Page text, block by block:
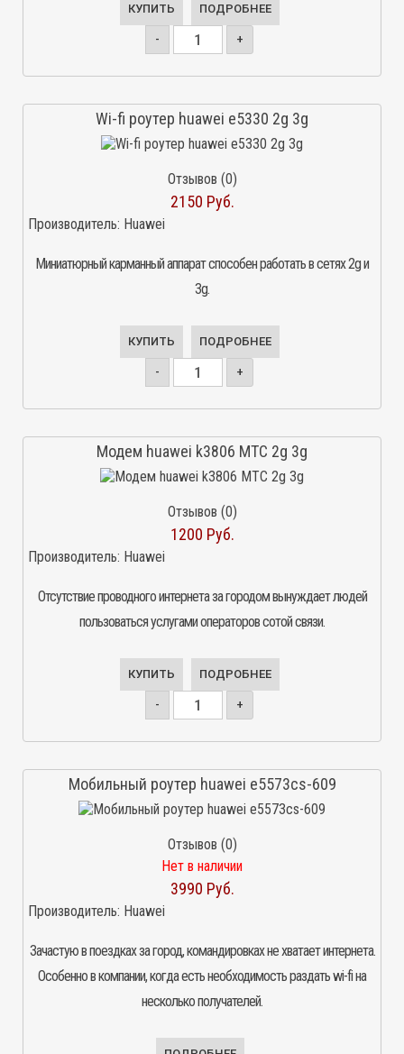
КУПИТЬ ПОДРОБНЕЕ
- +
Wi-fi роутер huawei e5330 2g 3g
Отзывов (0)
2150 Руб.
Производитель: Huawei
Миниатюрный карманный аппарат способен работать в сетях 2g и
3g.
КУПИТЬ ПОДРОБНЕЕ
- +
Модем huawei k3806 МТС 2g 3g
Отзывов (0)
1200 Руб.
Производитель: Huawei
Отсутствие проводного интернета за городом вынуждает людей
пользоваться услугами операторов сотой связи.
КУПИТЬ ПОДРОБНЕЕ
- +
Мобильный роутер huawei e5573cs-609
Отзывов (0)
Нет в наличии
3990 Руб.
Производитель: Huawei
Зачастую в поездках за город, командировках не хватает интернета.
Особенно в компании, когда есть необходимость раздать wi-fi на
несколько получателей.